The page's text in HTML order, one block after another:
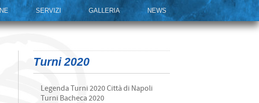
SERVIZI GALLERIA NEWS
Turni 2020
Legenda Turni 2020 Città di Napoli
Turni Bacheca 2020